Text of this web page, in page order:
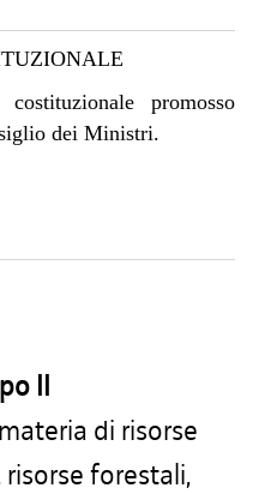
promosso
dei Ministri.
II
di risorse
forestali,